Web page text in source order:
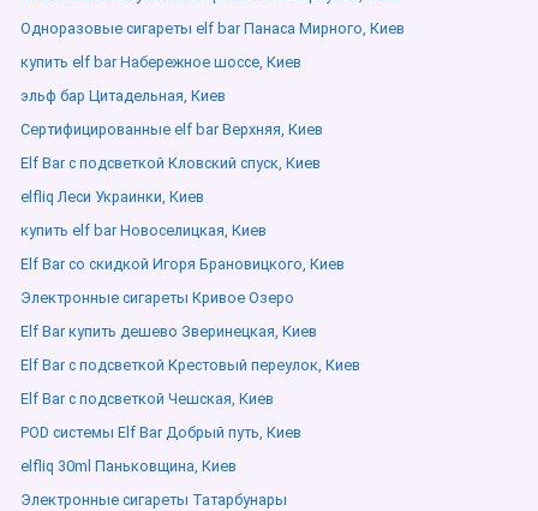
Одноразовые сигареты elf bar Панаса Мирного, Киев
купить elf bar Набережное шоссе, Киев
эльф бар Цитадельная, Киев
Сертифицированные elf bar Верхняя, Киев
Elf Bar с подсветкой Кловский спуск, Киев
elfliq Леси Украинки, Киев
купить elf bar Новоселицкая, Киев
Elf Bar со скидкой Игоря Брановицкого, Киев
Электронные сигареты Кривое Озеро
Elf Bar купить дешево Зверинецкая, Киев
Elf Bar с подсветкой Крестовый переулок, Киев
Elf Bar с подсветкой Чешская, Киев
POD системы Elf Bar Добрый путь, Киев
elfliq 30ml Паньковщина, Киев
Электронные сигареты Татарбунары